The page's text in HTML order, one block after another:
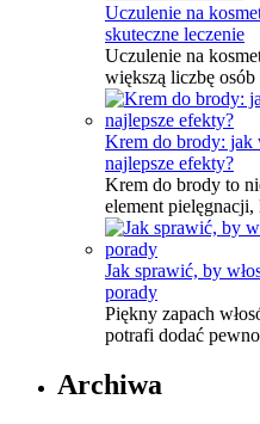
Uczulenie na
skuteczne leczenie
Uczulenie na
większą liczbę
Krem do brody: jak
najlepsze efekty?
Krem do brody to
element
Jak sprawić, by
porady
Piękny zapach
potrafi dodać
Archiwa